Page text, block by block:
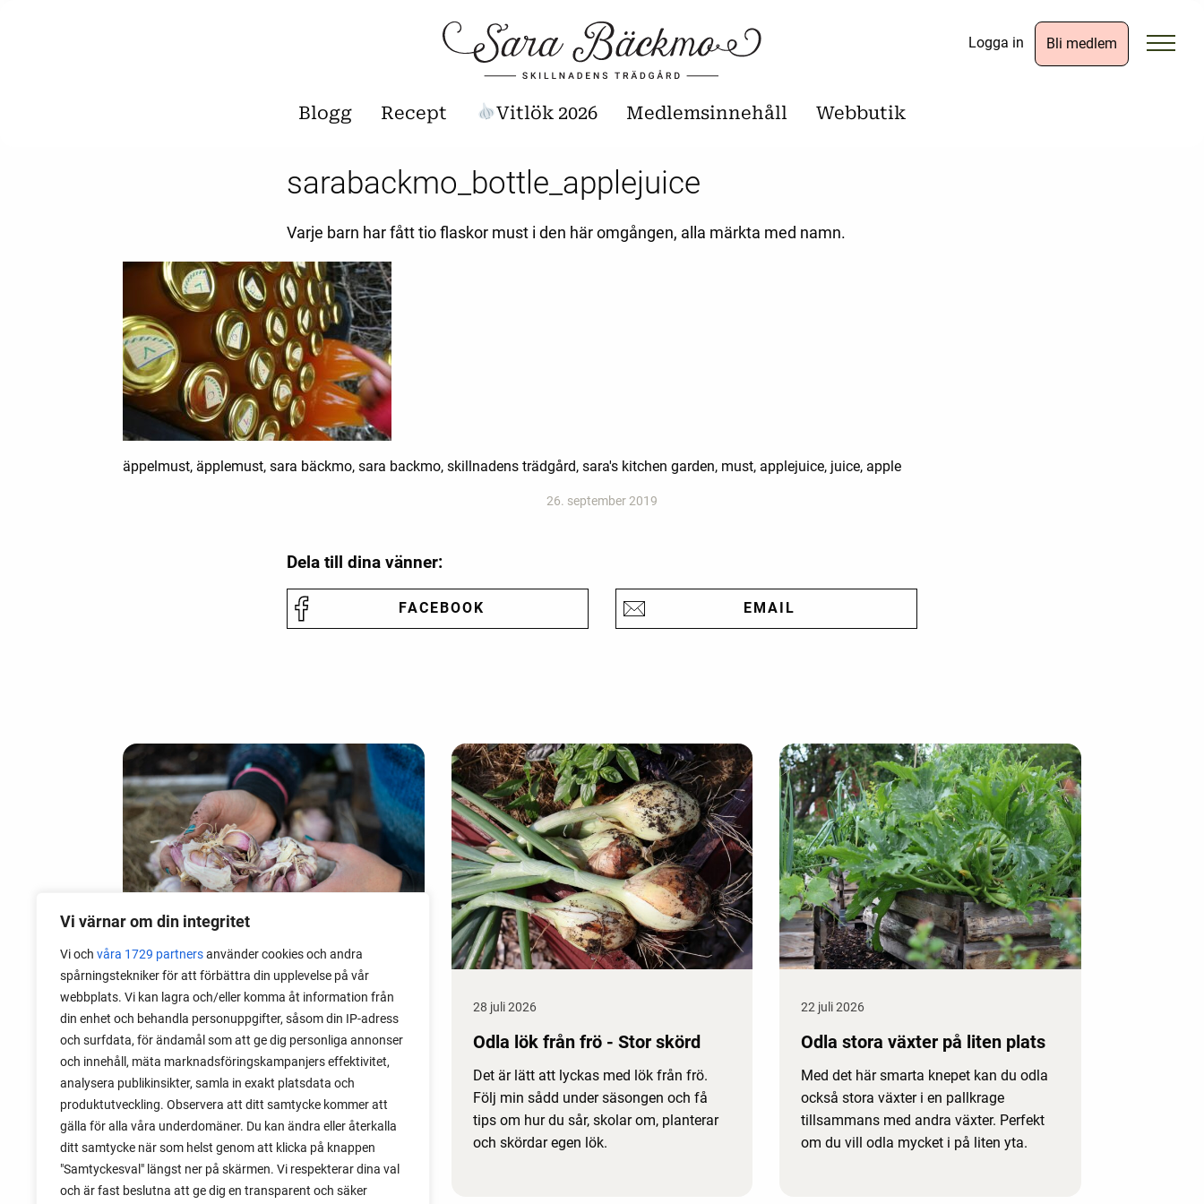
Vi värnar om din integritet
Vi och våra 1729 partnersanvänder cookies och andra
spårningstekniker för att förbättra din upplevelse på vår
webbplats. Vi kan lagra och/eller komma åt information från
din enhet och behandla personuppgifter, såsom din IP-adress
och surfdata, för ändamål som att ge dig personliga annonser
och innehåll, mäta marknadsföringskampanjers effektivitet,
analysera publikinsikter, samla in exakt platsdata och
produktutveckling. Observera att ditt samtycke kommer att
gälla för alla våra underdomäner. Du kan ändra eller återkalla
ditt samtycke när som helst genom att klicka på knappen
"Samtyckesval" längst ner på skärmen. Vi respekterar dina val
och är fast beslutna att ge dig en transparent och säker
Logga in Bli medlem
Blogg Recept Vitlök 2026 Medlemsinnehåll Webbutik
sarabackmo_bottle_applejuice
Varje barn har fått tio flaskor must i den här omgången, alla märkta med namn.
äppelmust, äpplemust, sara bäckmo, sara backmo, skillnadens trädgård, sara's kitchen garden, must, applejuice, juice, apple
26. september 2019
Dela till dina vänner:
FACEBOOK EMAIL
06 augusti 2026
Sätta vitlök på våren i Sverige
Om du har tur med vädret kan det gå fint
att sätta vitlök också på våren. Men
tillförlitligast är att sätta vitlök på hösten
och vintern.
28 juli 2026
Odla lök från frö - Stor skörd
Det är lätt att lyckas med lök från frö.
Följ min sådd under säsongen och få
tips om hur du sår, skolar om, planterar
och skördar egen lök.
22 juli 2026
Odla stora växter på liten plats
Med det här smarta knepet kan du odla
också stora växter i en pallkrage
tillsammans med andra växter. Perfekt
om du vill odla mycket i på liten yta.